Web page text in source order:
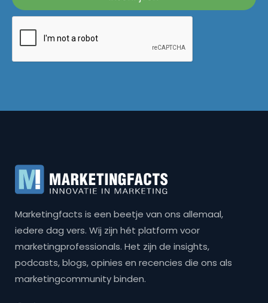
Marketingfacts is een beetje van ons allemaal,
iedere dag vers. Wij zijn hét platform voor
marketingprofessionals. Het zijn de insights,
podcasts, blogs, opinies en recencies die ons als
marketingcommunity binden.